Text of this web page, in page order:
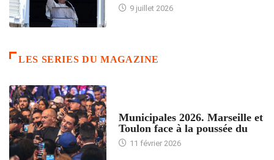
9 juillet 2026
LES SERIES DU MAGAZINE
Municipales 2026. Marseille et
Toulon face à la poussée du
11 février 2026